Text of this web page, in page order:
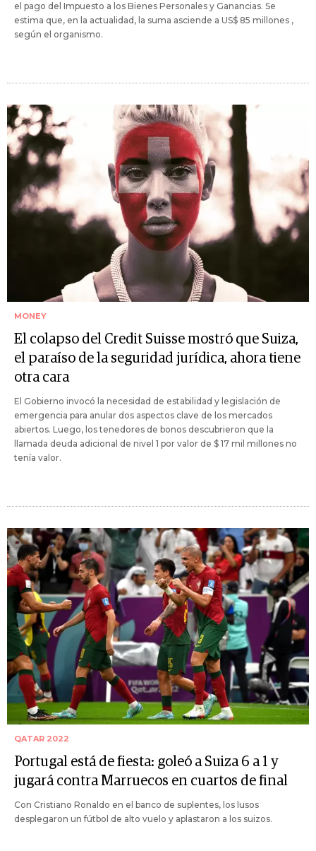
el pago del Impuesto a los Bienes Personales y Ganancias. Se
estima que, en la actualidad, la suma asciende a US$ 85 millones ,
según el organismo.
MONEY
El colapso del Credit Suisse mostró que Suiza,
el paraíso de la seguridad jurídica, ahora tiene
otra cara
El Gobierno invocó la necesidad de estabilidad y legislación de
emergencia para anular dos aspectos clave de los mercados
abiertos. Luego, los tenedores de bonos descubrieron que la
llamada deuda adicional de nivel 1 por valor de $ 17 mil millones no
tenía valor.
QATAR 2022
Portugal está de fiesta: goleó a Suiza 6 a 1 y
jugará contra Marruecos en cuartos de final
Con Cristiano Ronaldo en el banco de suplentes, los lusos
desplegaron un fútbol de alto vuelo y aplastaron a los suizos.